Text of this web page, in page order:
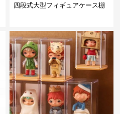
四段式大型フィギュアケース棚